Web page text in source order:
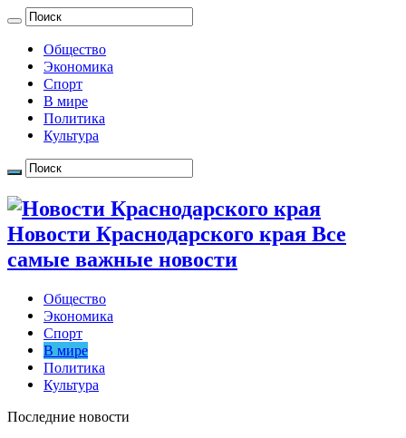
Общество
Экономика
Спорт
В мире
Политика
Культура
Новости Краснодарского края Все
самые важные новости
Общество
Экономика
Спорт
В мире
Политика
Культура
Последние новости